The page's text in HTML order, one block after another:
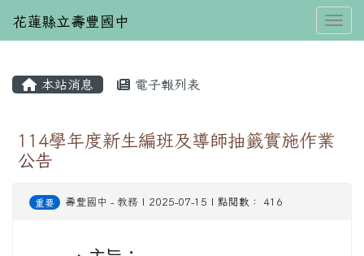
花蓮縣立壽豐國中
本站消息 電子報列表
114學年度新生編班及導師抽籤實施作業
公告
重要 壽豐國中 - 教務 | 2025-07-15 | 點閱數： 416